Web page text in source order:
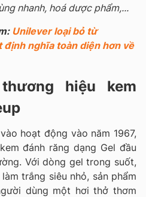
nhanh, hoá dược phẩm,...
Unilever loại bỏ từ
định nghĩa toàn diện hơn về
hiệu kem
hoạt động vào năm 1967,
đánh răng dạng Gel đầu
Với dòng gel trong suốt,
trắng siêu nhỏ, sản phẩm
dùng một hơi thở thơm